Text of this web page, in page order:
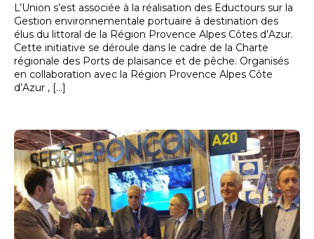
L’Union s’est associée à la réalisation des Eductours sur la
Gestion environnementale portuaire à destination des
élus du littoral de la Région Provence Alpes Côtes d’Azur.
Cette initiative se déroule dans le cadre de la Charte
régionale des Ports de plaisance et de pêche. Organisés
en collaboration avec la Région Provence Alpes Côte
d’Azur , […]